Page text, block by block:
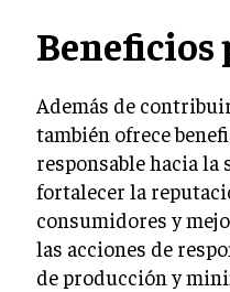
Beneficios
Además de
también ofrece
responsable hacia la
fortalecer la
consumidores y
las acciones de
de producción y